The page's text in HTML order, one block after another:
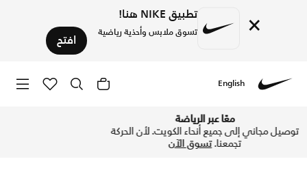
× تطبيق NIKE هنا!
تسوق ملابس وأحذية رياضية افتح
English
معًا عبر الرياضة
توصيل مجاني إلى جميع أنحاء الكويت. لأن الحركة
تجمعنا.